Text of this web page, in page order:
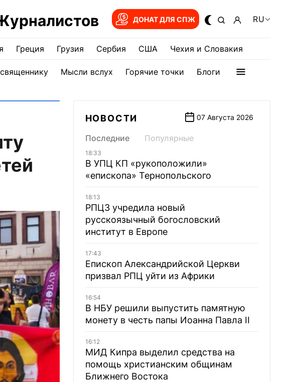
ДОНАТ ДЛЯ СПЖ RU
Греция Грузия Сербия США Чехия и Словакия
Мысли вслух Горячие точки Блоги
НОВОСТИ 07 Августа 2026
Последние Популярные
18:33
В УПЦ КП «рукоположили»
«епископа» Тернопольского
18:13
РПЦЗ учредила новый
русскоязычный богословский
институт в Европе
17:43
Епископ Александрийской Церкви
призвал РПЦ уйти из Африки
16:54
В НБУ решили выпустить памятную
монету в честь папы Иоанна Павла II
16:12
МИД Кипра выделил средства на
помощь христианским общинам
Ближнего Востока